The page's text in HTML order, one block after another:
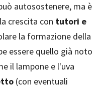
autosostenere, ma è
crescita con tutori e
la formazione della
essere quello già noto
il lampone e l'uva
(con eventuali